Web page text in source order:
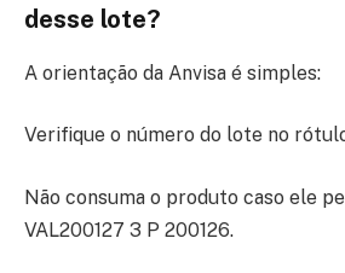
desse lote?
A orientação da Anvisa é simples:
Verifique o número do lote no
Não consuma o produto caso ele
VAL200127 3 P 200126.